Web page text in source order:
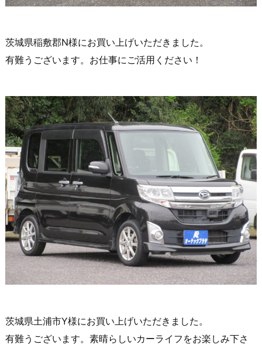
茨城県稲敷郡N様にお買い上げいただきました。
有難うございます。お仕事にご活用ください！
茨城県土浦市Y様にお買い上げいただきました。
有難うございます。素晴らしいカーライフをお楽しみ下さ